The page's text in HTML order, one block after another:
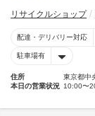
リサイクルショップ
配達・デリバリー対応
駐車場有
住所
東京都中
本日の営業状況 10:00〜